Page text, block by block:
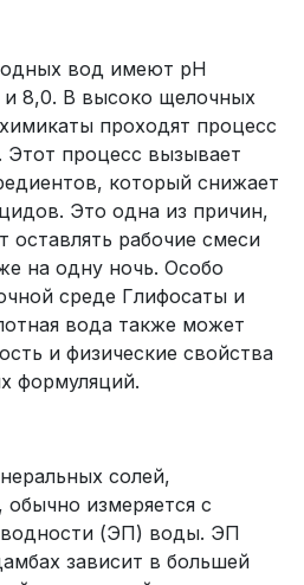
вод имеют pH
и 8,0. В высоко щелочных
проходят процесс
Этот процесс вызывает
который снижает
Это одна из причин,
оставлять рабочие смеси
на одну ночь. Особо
среде Глифосаты и
вода также может
и физические свойства
формуляций.
солей,
измеряется с
(ЭП) воды. ЭП
зависит в большей